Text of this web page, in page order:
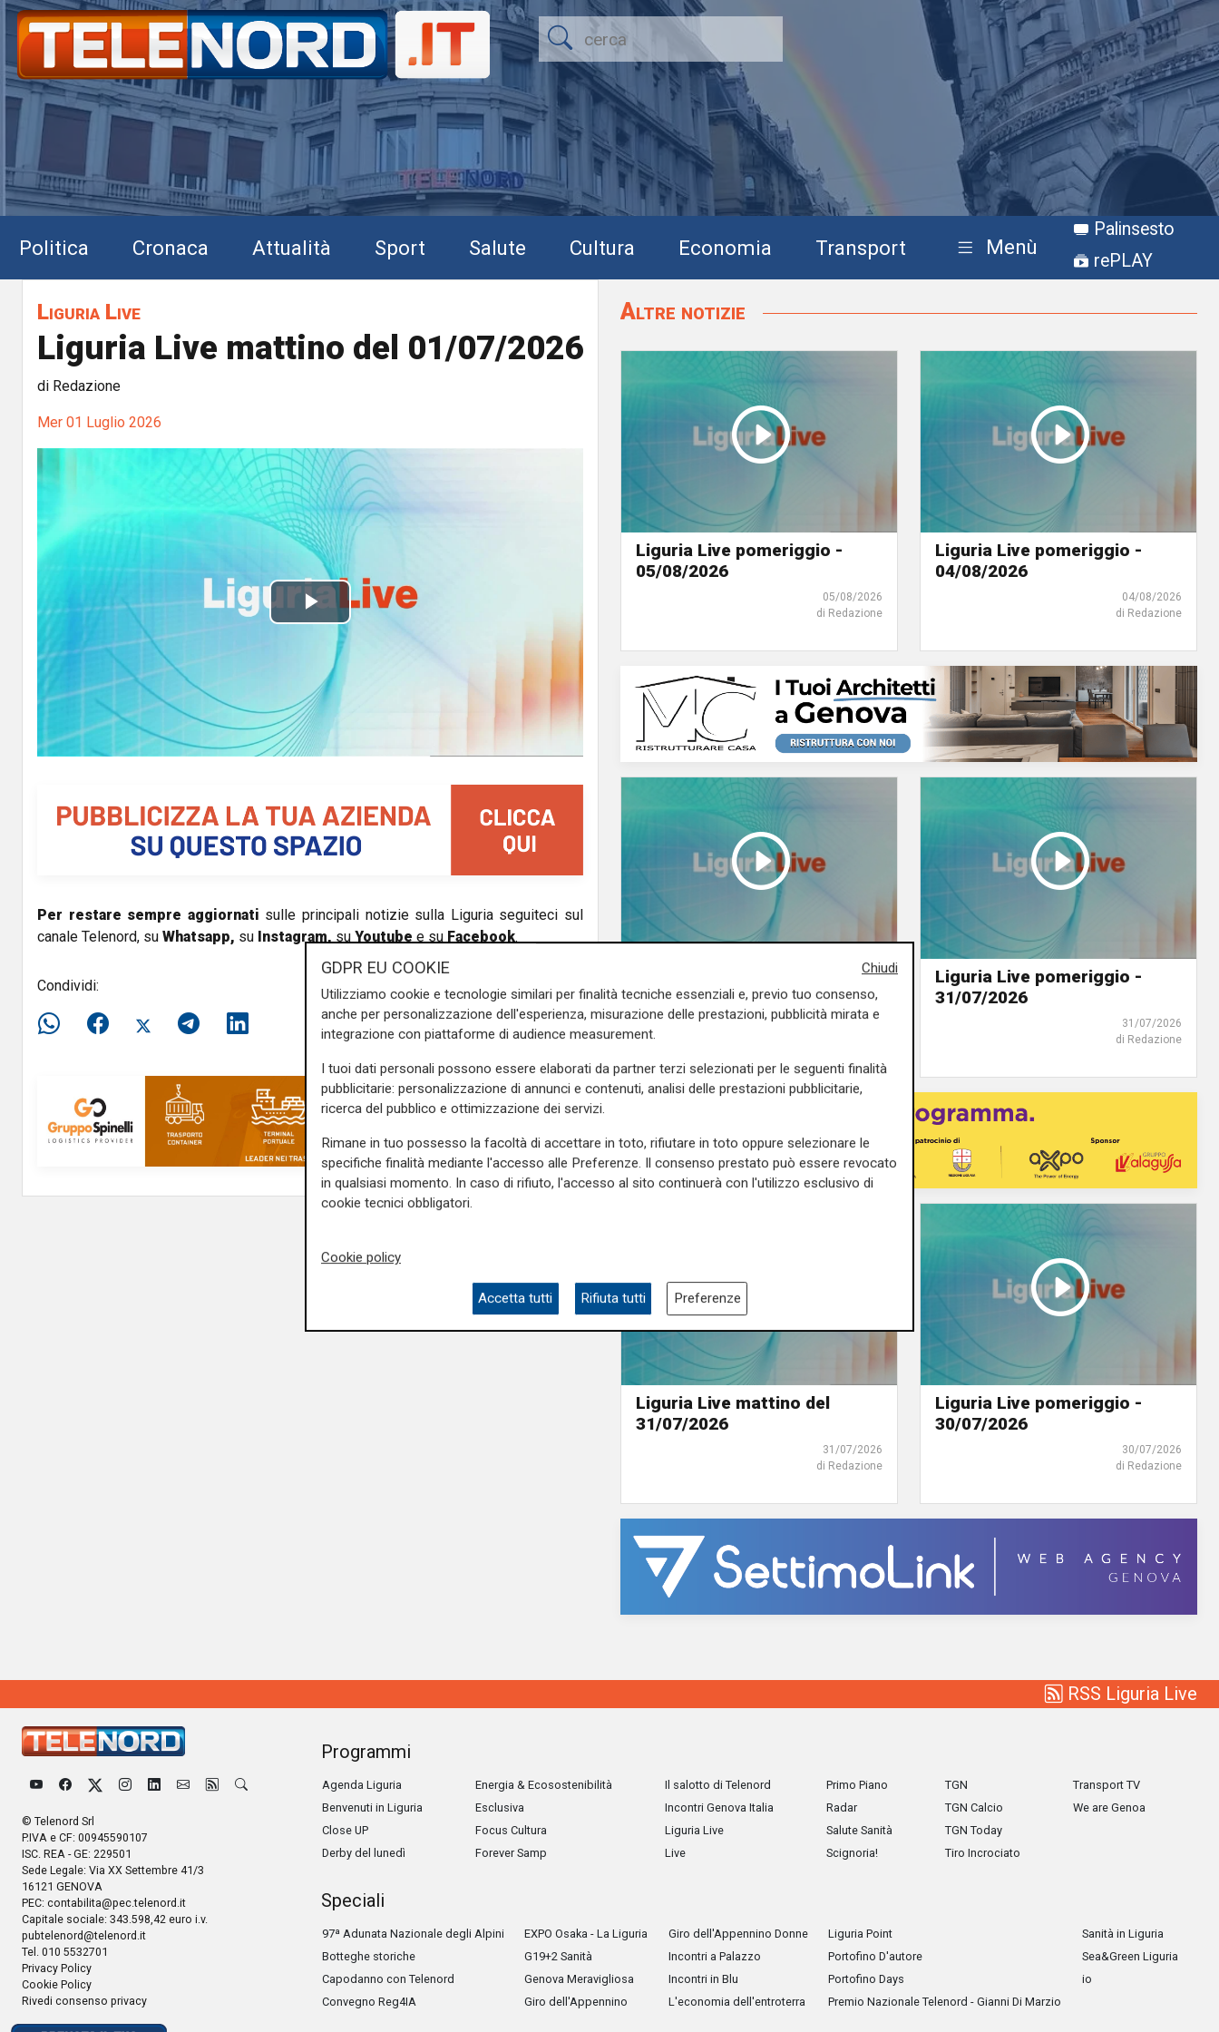
Politica Cronaca Attualità Sport Salute Cultura Economia Transport Menù
Palinsesto
rePLAY
Liguria Live
Liguria Live mattino del 01/07/2026
di Redazione
Mer 01 Luglio 2026
P
a
y
i
e
o
Per restare sempre aggiornati sulle principali notizie sulla Liguria seguiteci sul
canale Telenord, su Whatsapp, su Instagram, su Youtube e su Facebook.
Condividi:
Altre notizie
Liguria Live pomeriggio -
05/08/2026
05/08/2026
di Redazione
Liguria Live pomeriggio -
04/08/2026
04/08/2026
di Redazione
03/08/2026
03/08/2026
Liguria Live pomeriggio -
31/07/2026
31/07/2026
di Redazione
Liguria Live mattino del
31/07/2026
31/07/2026
di Redazione
Liguria Live pomeriggio -
30/07/2026
30/07/2026
di Redazione
RSS Liguria Live
© Telenord Srl
P.IVA e CF: 00945590107
ISC. REA - GE: 229501
Sede Legale: Via XX Settembre 41/3
16121 GENOVA
PEC: contabilita@pec.telenord.it
Capitale sociale: 343.598,42 euro i.v.
pubtelenord@telenord.it
Tel. 010 5532701
Privacy Policy
Cookie Policy
Rivedi consenso privacy
Programmi
Agenda Liguria
Benvenuti in Liguria
Close UP
Derby del lunedì
Energia & Ecosostenibilità
Esclusiva
Focus Cultura
Forever Samp
Il salotto di Telenord
Incontri Genova Italia
Liguria Live
Live
Primo Piano
Radar
Salute Sanità
Scignoria!
TGN
TGN Calcio
TGN Today
Tiro Incrociato
Transport TV
We are Genoa
Speciali
97ª Adunata Nazionale degli Alpini
Botteghe storiche
Capodanno con Telenord
Convegno Reg4IA
EXPO Osaka - La Liguria
G19+2 Sanità
Genova Meravigliosa
Giro dell'Appennino
Giro dell'Appennino Donne
Incontri a Palazzo
Incontri in Blu
L'economia dell'entroterra
Liguria Point
Portofino D'autore
Portofino Days
Premio Nazionale Telenord - Gianni Di Marzio
Sanità in Liguria
Sea&Green Liguria
io
Chiudi
GDPR EU COOKIE
Utilizziamo cookie e tecnologie similari per finalità tecniche essenziali e, previo tuo consenso,
anche per personalizzazione dell'esperienza, misurazione delle prestazioni, pubblicità mirata e
integrazione con piattaforme di audience measurement.
I tuoi dati personali possono essere elaborati da partner terzi selezionati per le seguenti finalità
pubblicitarie: personalizzazione di annunci e contenuti, analisi delle prestazioni pubblicitarie,
ricerca del pubblico e ottimizzazione dei servizi.
Rimane in tuo possesso la facoltà di accettare in toto, rifiutare in toto oppure selezionare le
specifiche finalità mediante l'accesso alle Preferenze. Il consenso prestato può essere revocato
in qualsiasi momento. In caso di rifiuto, l'accesso al sito continuerà con l'utilizzo esclusivo di
cookie tecnici obbligatori.
Cookie policy
Accetta tutti Rifiuta tutti Preferenze